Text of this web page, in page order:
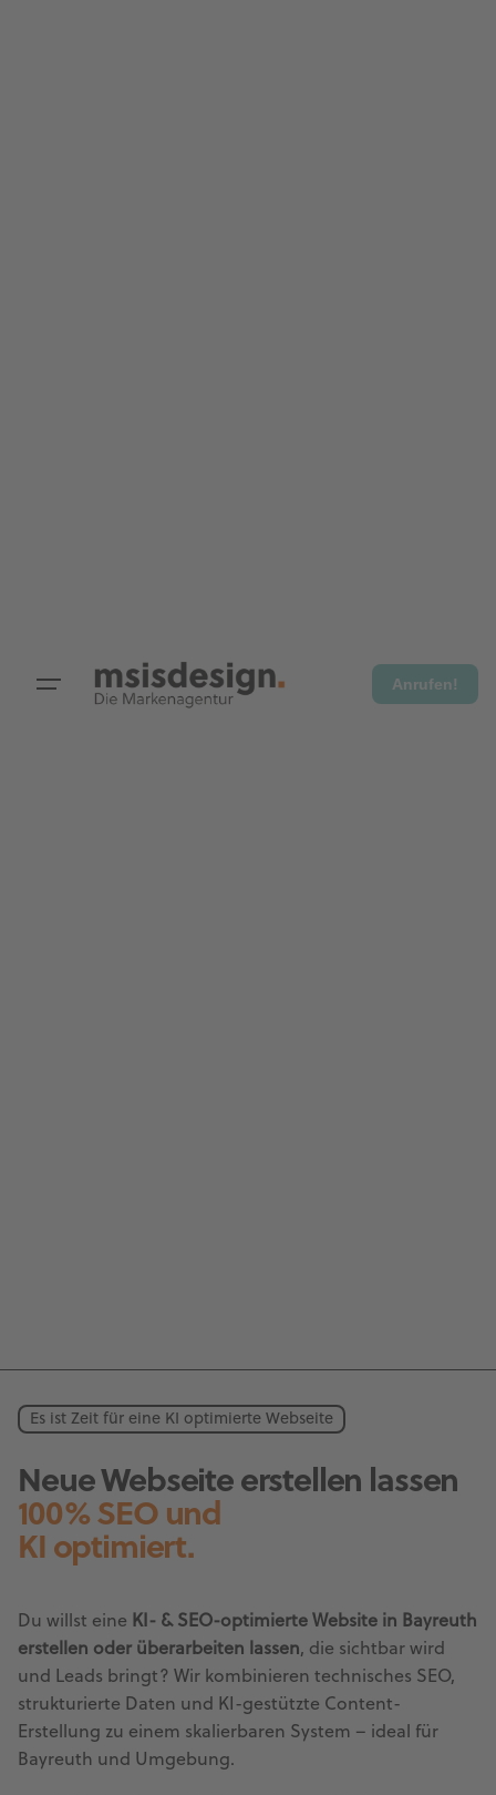
Anrufen!
Es ist Zeit für eine KI optimierte Webseite
Neue Webseite erstellen lassen
100% SEO und
KI optimiert.
Du willst eine KI- & SEO-optimierte Website in Bayreuth
erstellen oder überarbeiten lassen, die sichtbar wird
und Leads bringt? Wir kombinieren technisches SEO,
strukturierte Daten und KI-gestützte Content-
Erstellung zu einem skalierbaren System – ideal für
Bayreuth und Umgebung.